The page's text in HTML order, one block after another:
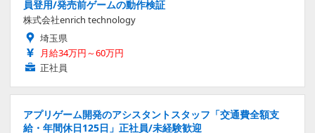
員登用/発売前ゲームの動作検証
株式会社enrich technology
埼玉県
月給34万円～60万円
正社員
アプリゲーム開発のアシスタントスタッフ「交通費全額支
給・年間休日125日」正社員/未経験歓迎